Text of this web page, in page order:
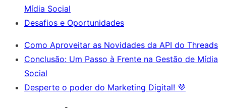
Mídia Social
Desafios e Oportunidades
Como Aproveitar as Novidades da API do Threads
Conclusão: Um Passo à Frente na Gestão de Mídia
Social
Desperte o poder do Marketing Digital! 💜